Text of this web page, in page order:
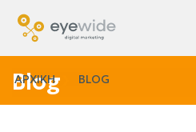
ΑΡΧΙΚΗ BLOG
Blog